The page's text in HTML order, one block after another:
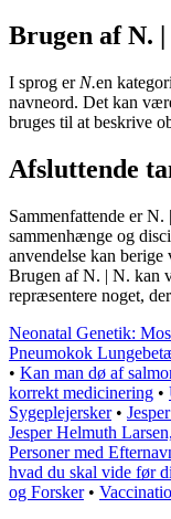
Brugen af N.
I sprog er N.en
navneord. Det kan
bruges til at beskrive
Afsluttende
Sammenfattende er
sammenhænge og
anvendelse kan berige
Brugen af N. | N. kan
repræsentere noget,
Neonatal Genetik:
Pneumokok
• Kan man dø af
korrekt medicinering •
Sygeplejersker•
Jesper Helmuth
Personer med
hvad du skal vide før
og Forsker•